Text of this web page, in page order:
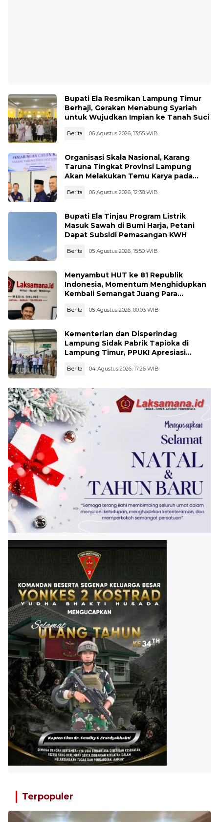
Bupati Ela Resmikan Lampung Timur
Berhaji, Gerakan Menabung Syariah
untuk Wujudkan Impian ke Tanah Suci
Berita 06 Agustus 2026, 13:55 WIB
Organisasi Skala Nasional, Karang
Taruna Tingkat Provinsi Lampung
Akan Melakukan Temu Karya pada
Berita 06 Agustus 2026, 12:38 WIB
Bupati Ela Tinjau Program Listrik
Masuk Sawah di Bumi Harja, Petani
Dapat Subsidi Pemasangan KWH
Berita 05 Agustus 2026, 15:50 WIB
Menyambut HUT ke 81 Republik
Indonesia, Momentum Menghidupkan
Kembali Semangat Juang Para
Berita 05 Agustus 2026, 00:03 WIB
Kementerian dan Disperindag
Lampung Sidak Pabrik Tapioka di
Lampung Timur, PPUKI Apresiasi
Berita 04 Agustus 2026, 17:26 WIB
Terpopuler